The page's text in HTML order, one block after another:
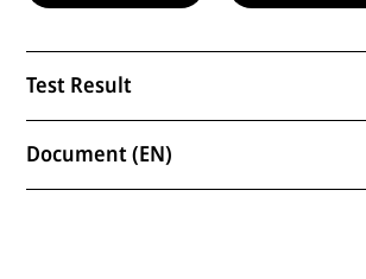
Test Result
Document (EN)